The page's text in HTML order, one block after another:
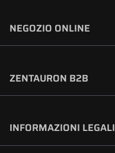
NEGOZIO ONLINE
ZENTAURON B2B
INFORMAZIONI LEGALI